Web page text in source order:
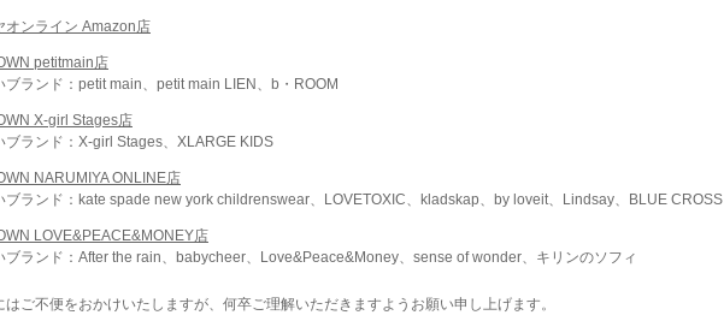
オンライン Amazon店
petitmain店
ブランド：petit main、petit main LIEN、b・ROOM
X-girl Stages店
ブランド：X-girl Stages、XLARGE KIDS
NARUMIYA ONLINE店
ブランド：kate spade new york childrenswear、LOVETOXIC、kladskap、by loveit、Lindsay、BLUE CROSS
LOVE&PEACE&MONEY店
ブランド：After the rain、babycheer、Love&Peace&Money、sense of wonder、キリンのソフィ
はご不便をおかけいたしますが、何卒ご理解いただきますようお願い申し上げます。